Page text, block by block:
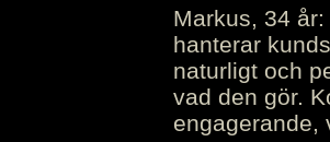
Markus, 34
hanterar
naturligt och
vad den gör.
engagerande,